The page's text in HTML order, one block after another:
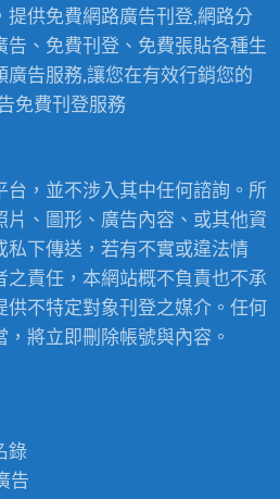
提供免費網路廣告刊登,網路分
、免費刊登、免費張貼各種生
告服務,讓您在有效行銷您的
免費刊登服務
台，並不涉入其中任何諮詢。所
片、圖形、廣告內容、或其他資
下傳送，若有不實或違法情
責任，本網站概不負責也不承
不特定對象刊登之媒介。任何
將立即刪除帳號與內容。
錄
告